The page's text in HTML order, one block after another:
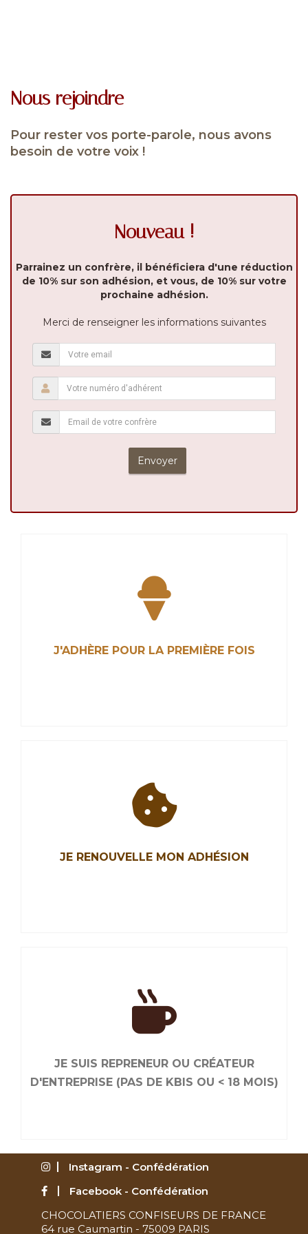
Nous rejoindre
Pour rester vos porte-parole, nous avons
besoin de votre voix !
Nouveau !
Parrainez un confrère, il bénéficiera d'une réduction
de 10% sur son adhésion, et vous, de 10% sur votre
prochaine adhésion.
Merci de renseigner les informations suivantes
Envoyer
J'ADHÈRE POUR LA PREMIÈRE FOIS
J'ADHÈRE POUR LA PREMIÈRE FOIS
pour mission de représenter la profession,
promouvoir nos métiers de chocolatiers,
JE RENOUVELLE MON ADHÉSION
JE RENOUVELLE MON ADHÉSION
sommes plus efficaces. Renouvelez maintenant
votre adhésion.
JE SUIS REPRENEUR OU CRÉATEUR
D'ENTREPRISE (PAS DE KBIS OU < 18 MOIS)
JE SUIS REPRENEUR OU CRÉATEUR
Instagram - Confédération
Facebook - Confédération
CHOCOLATIERS CONFISEURS DE FRANCE
64 rue Caumartin - 75009 PARIS